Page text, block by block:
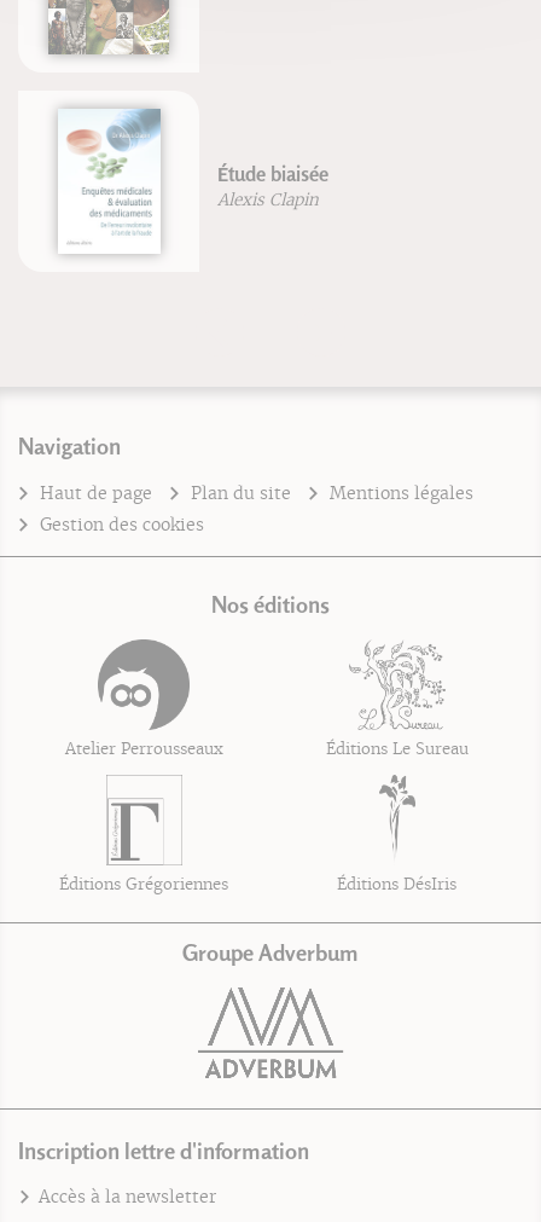
Étude biaisée
Alexis Clapin
Navigation
Haut de page Plan du site
Mentions légales
Gestion des cookies
Nos éditions
Atelier Perrousseaux Éditions Le Sureau
Éditions Grégoriennes Éditions DésIris
Groupe Adverbum
Inscription lettre d'information
Accès à la newsletter